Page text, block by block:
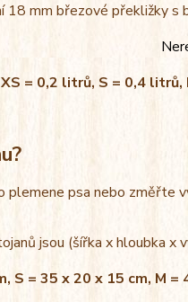
18 mm březové překližky s
= 0,2 litrů, S = 0,4
psa nebo změřte
jsou (šířka x hloubka x
S = 35 x 20 x 15 cm, M